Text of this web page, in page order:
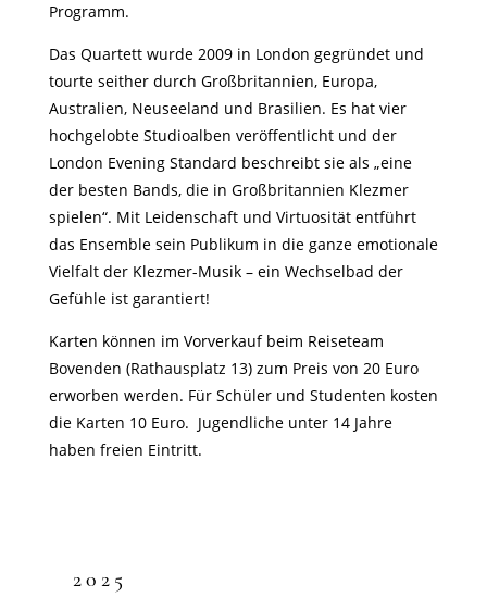
Programm.
Das Quartett wurde 2009 in London gegründet und
tourte seither durch Großbritannien, Europa,
Australien, Neuseeland und Brasilien. Es hat vier
hochgelobte Studioalben veröffentlicht und der
London Evening Standard beschreibt sie als „eine
der besten Bands, die in Großbritannien Klezmer
spielen“. Mit Leidenschaft und Virtuosität entführt
das Ensemble sein Publikum in die ganze emotionale
Vielfalt der Klezmer-Musik – ein Wechselbad der
Gefühle ist garantiert!
Karten können im Vorverkauf beim Reiseteam
Bovenden (Rathausplatz 13) zum Preis von 20 Euro
erworben werden. Für Schüler und Studenten kosten
die Karten 10 Euro. Jugendliche unter 14 Jahre
haben freien Eintritt.
2025